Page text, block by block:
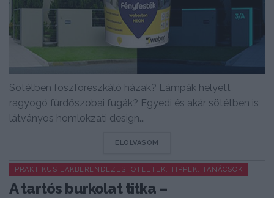
Sötétben foszforeszkáló házak? Lámpák helyett
ragyogó fürdőszobai fugák? Egyedi és akár sötétben is
látványos homlokzati design...
ELOLVASOM
PRAKTIKUS LAKBERENDEZÉSI ÖTLETEK, TIPPEK, TANÁCSOK
A tartós burkolat titka –